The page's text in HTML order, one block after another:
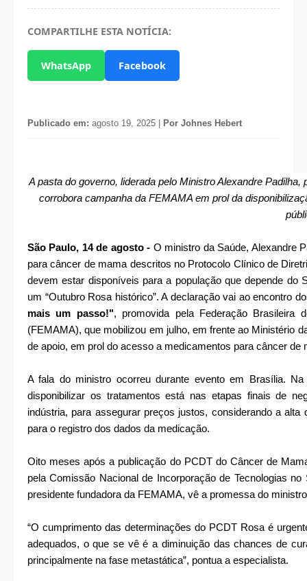
COMPARTILHE ESTA NOTÍCIA:
WhatsApp Facebook
Publicado em: agosto 19, 2025 | Por Johnes Hebert
A pasta do governo, liderada pelo Ministro Alexandre
corrobora campanha da FEMAMA em prol da
São Paulo, 14 de agosto - O ministro da Saúde, Alexandre
para câncer de mama descritos no Protocolo Clínico de
devem estar disponíveis para a população que depende
um “Outubro Rosa histórico”. A declaração vai ao encontro
mais um passo!", promovida pela Federação Brasileira
(FEMAMA), que mobilizou em julho, em frente ao Ministério
de apoio, em prol do acesso a medicamentos para câncer de
A fala do ministro ocorreu durante evento em Brasília.
disponibilizar os tratamentos está nas etapas finais de
indústria, para assegurar preços justos, considerando a
para o registro dos dados da medicação.
Oito meses após a publicação do PCDT do Câncer de
pela Comissão Nacional de Incorporação de Tecnologias
presidente fundadora da FEMAMA, vê a promessa do
“O cumprimento das determinações do PCDT Rosa é
adequados, o que se vê é a diminuição das chances de
principalmente na fase metastática”, pontua a especialista.